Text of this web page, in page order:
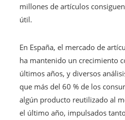
millones de artículos
útil.
En España, el mercado de
ha mantenido un crecimiento
últimos años, y diversos
que más del 60 % de los
algún producto reutilizado al
el último año, impulsados